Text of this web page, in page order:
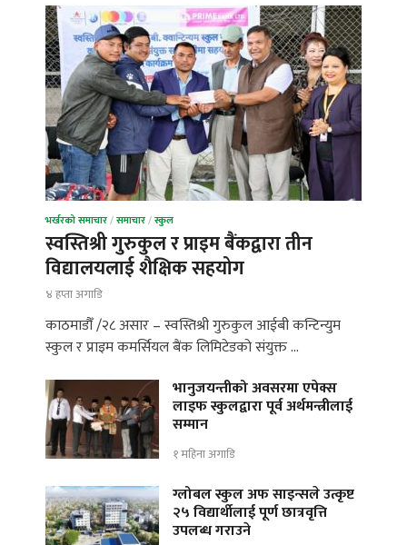
भर्खरको समाचार/समाचार/स्कुल
स्वस्तिश्री गुरुकुल र प्राइम बैंकद्वारा तीन
विद्यालयलाई शैक्षिक सहयोग
४ हप्ता अगाडि
काठमाडौँ /२८ असार – स्वस्तिश्री गुरुकुल आईबी कन्टिन्युम
स्कुल र प्राइम कमर्सियल बैंक लिमिटेडको संयुक्त …
भानुजयन्तीको अवसरमा एपेक्स
लाइफ स्कुलद्वारा पूर्व अर्थमन्त्रीलाई
सम्मान
१ महिना अगाडि
ग्लोबल स्कुल अफ साइन्सले उत्कृष्ट
२५ विद्यार्थीलाई पूर्ण छात्रवृत्ति
उपलब्ध गराउने